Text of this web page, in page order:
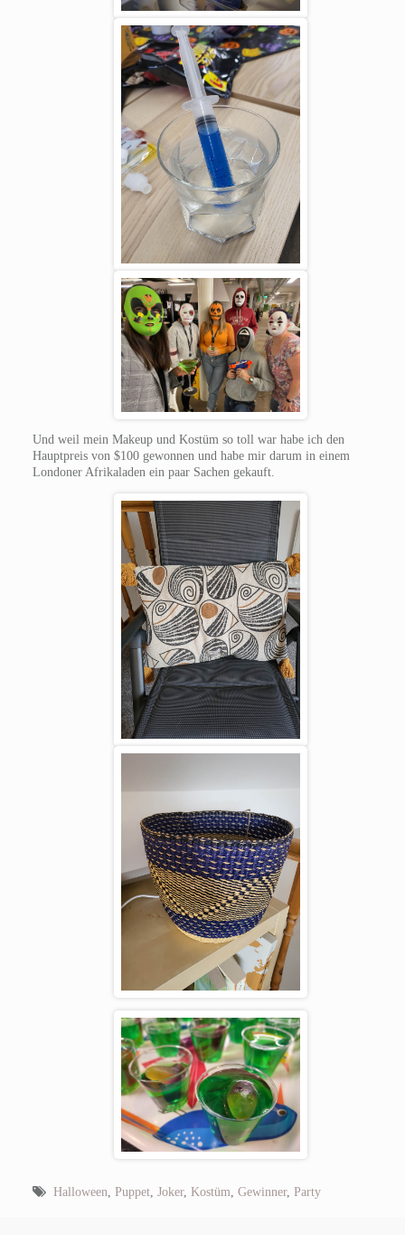
Und weil mein Makeup und Kostüm so toll war habe ich den
Hauptpreis von $100 gewonnen und habe mir darum in einem
Londoner Afrikaladen ein paar Sachen gekauft.
Halloween, Puppet, Joker, Kostüm, Gewinner, Party